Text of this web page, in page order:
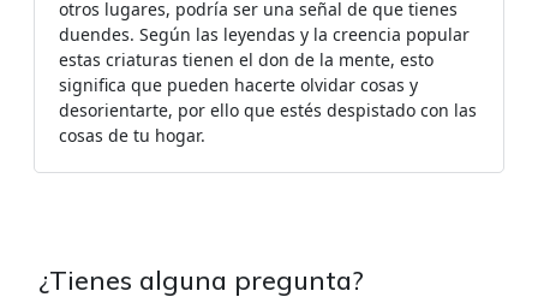
otros lugares, podría ser una señal de que tienes
duendes. Según las leyendas y la creencia popular
estas criaturas tienen el don de la mente, esto
significa que pueden hacerte olvidar cosas y
desorientarte, por ello que estés despistado con las
cosas de tu hogar.
¿Tienes alguna pregunta?